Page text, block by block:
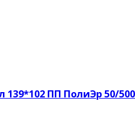
139*102 ПП ПолиЭр 50/500